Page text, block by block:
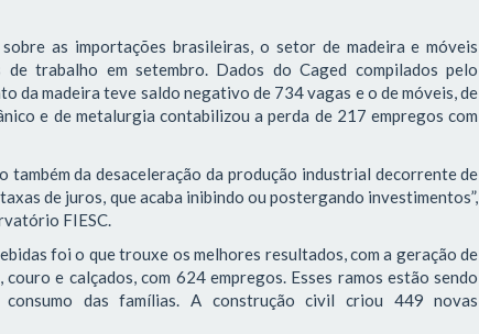
as importações brasileiras, o setor de madeira e móveis
trabalho em setembro. Dados do Caged compilados pelo
da madeira teve saldo negativo de 734 vagas e o de móveis, de
e de metalurgia contabilizou a perda de 217 empregos com
também da desaceleração da produção industrial decorrente de
de juros, que acaba inibindo ou postergando investimentos”,
FIESC.
foi o que trouxe os melhores resultados, com a geração de
e calçados, com 624 empregos. Esses ramos estão sendo
das famílias. A construção civil criou 449 novas